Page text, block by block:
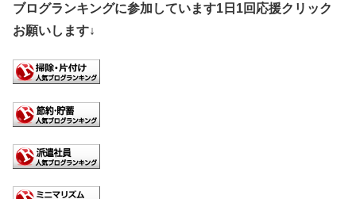
ブログランキングに参加しています1日1回応援クリック
お願いします↓